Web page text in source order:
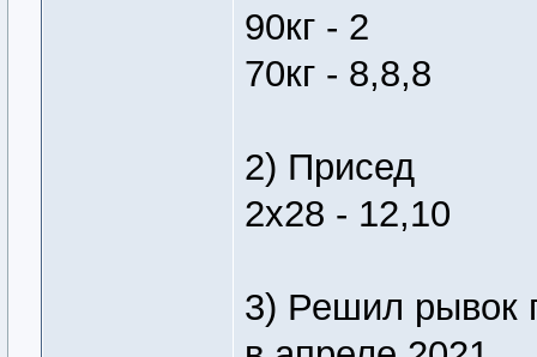
90кг - 2
70кг - 8,8,8
2) Присед
2х28 - 12,10
3) Решил рывок